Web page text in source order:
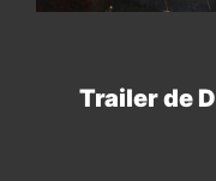
Trailer de